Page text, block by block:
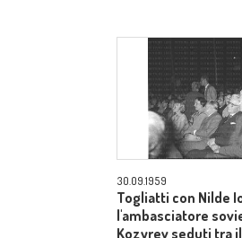
30.09.1959
Togliatti con Nilde
l'ambasciatore
Kozyrev seduti tra